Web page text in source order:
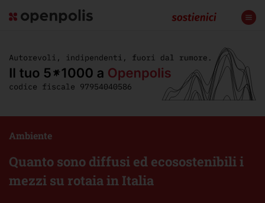
Quanto sono diffusi ed ecosostenibili i
mezzi su rotaia in Italia
Ambiente